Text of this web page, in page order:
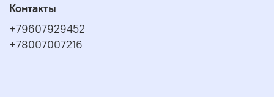
Контакты
+79607929452
+78007007216